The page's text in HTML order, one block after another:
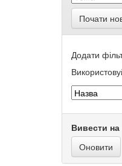
Почати
Додати
Вивести на